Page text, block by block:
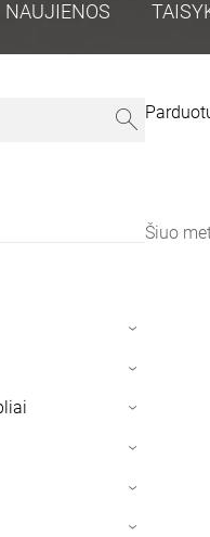
NAUJIENOS
›
›
›
›
›
›
Šiuo